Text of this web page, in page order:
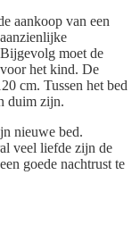
aankoop van een
moet de
het kind. De
cm. Tussen het bed
duim zijn.
nieuwe bed.
veel liefde zijn de
goede nachtrust te